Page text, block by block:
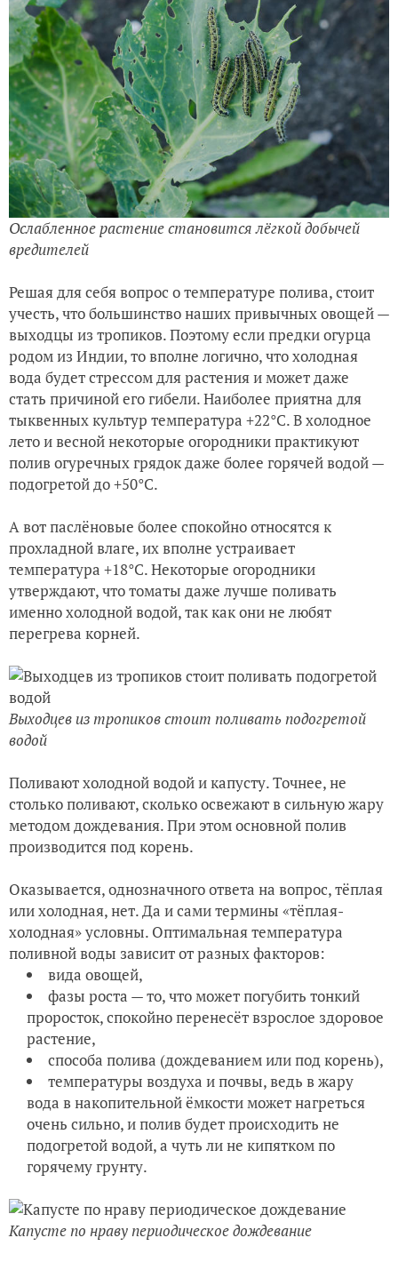
Ослабленное растение становится лёгкой добычей
вредителей
Решая для себя вопрос о температуре полива, стоит
учесть, что большинство наших привычных овощей —
выходцы из тропиков. Поэтому если предки огурца
родом из Индии, то вполне логично, что холодная
вода будет стрессом для растения и может даже
стать причиной его гибели. Наиболее приятна для
тыквенных культур температура +22°С. В холодное
лето и весной некоторые огородники практикуют
полив огуречных грядок даже более горячей водой —
подогретой до +50°С.
А вот паслёновые более спокойно относятся к
прохладной влаге, их вполне устраивает
температура +18°С. Некоторые огородники
утверждают, что томаты даже лучше поливать
именно холодной водой, так как они не любят
перегрева корней.
Выходцев из тропиков стоит поливать подогретой
водой
Поливают холодной водой и капусту. Точнее, не
столько поливают, сколько освежают в сильную жару
методом дождевания. При этом основной полив
производится под корень.
Оказывается, однозначного ответа на вопрос, тёплая
или холодная, нет. Да и сами термины «тёплая-
холодная» условны. Оптимальная температура
поливной воды зависит от разных факторов:
вида овощей,
фазы роста — то, что может погубить тонкий
проросток, спокойно перенесёт взрослое здоровое
растение,
способа полива (дождеванием или под корень),
температуры воздуха и почвы, ведь в жару
вода в накопительной ёмкости может нагреться
очень сильно, и полив будет происходить не
подогретой водой, а чуть ли не кипятком по
горячему грунту.
Капусте по нраву периодическое дождевание